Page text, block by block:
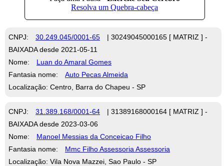
CNPJ: 30.249.045/0001-65
| 30249045000165 [ MATRIZ ] -
BAIXADA desde 2021-05-11
Nome:
Luan do Amaral Gomes
Fantasia nome:
Auto Pecas Almeida
Localização: Centro, Barra do Chapeu - SP
CNPJ: 31.389.168/0001-64
| 31389168000164 [ MATRIZ ] -
BAIXADA desde 2023-03-06
Nome:
Manoel Messias da Conceicao Filho
Fantasia nome:
Mmc Filho Assessoria Assessoria
Localização: Vila Nova Mazzei, Sao Paulo - SP